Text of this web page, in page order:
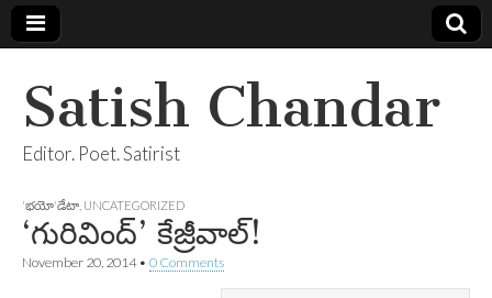
Satish Chandar
Editor. Poet. Satirist
'భయో'డేటా UNCATEGORIZED
‘గురివింద్‌’ కేజ్రీవాల్‌!
November 20, 2014• 0 Comments